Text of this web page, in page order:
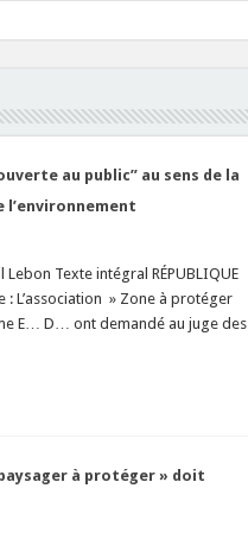
au public” au sens de la
l’environnement
Texte intégral RÉPUBLIQUE
: L’association » Zone à protéger
E… D… ont demandé au juge des
à protéger » doit